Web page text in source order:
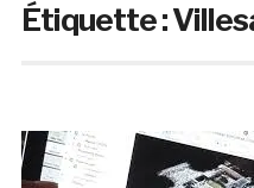
Étiquette :